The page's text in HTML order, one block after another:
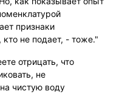
признаки
не подает, - тоже."
отрицать, что
не
чистую воду